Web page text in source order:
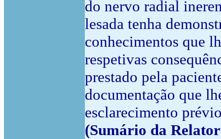
do nervo radial
lesada tenha
conhecimentos que
respetivas
prestado pela
documentação que
esclarecimento
(Sumário da